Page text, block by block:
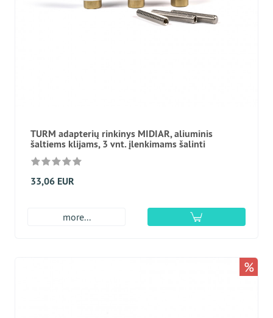
TURM adapterių rinkinys MIDIAR, aliuminis
šaltiems klijams, 3 vnt. įlenkimams šalinti
33,06 EUR
more...
%